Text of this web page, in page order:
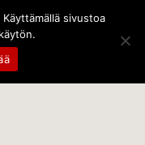
sivustoa